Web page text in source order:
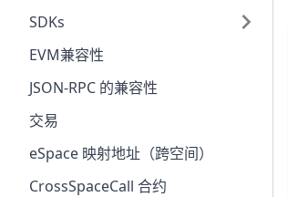
SDKs
EVM兼容性
JSON-RPC 的兼容性
交易
eSpace 映射地址（跨空间）
CrossSpaceCall 合约